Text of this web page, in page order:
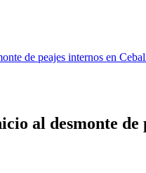
de peajes internos en
al desmonte de